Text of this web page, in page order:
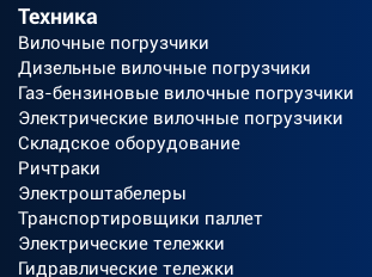
Техника
Вилочные погрузчики
Дизельные вилочные погрузчики
Газ-бензиновые вилочные погрузчики
Электрические вилочные погрузчики
Складское оборудование
Ричтраки
Электроштабелеры
Транспортировщики паллет
Электрические тележки
Гидравлические тележки